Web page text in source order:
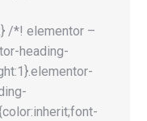
/*! elementor –
heading-